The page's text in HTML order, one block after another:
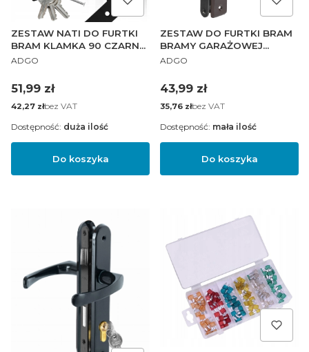
ZESTAW NATI DO FURTKI
BRAM KLAMKA 90 CZARNA
ZAMEK 90/22 WKŁADKA
PRODUCENT
ADGO
Cena
51,99 zł
Cena
42,27 złbez VAT
Do koszyka
Dostępność: duża ilość
ZESTAW DO FURTKI BRAM
BRAMY GARAŻOWEJ
KLAMKA 90 KLUCZ BRĄZ
PRODUCENT
ADGO
Cena
43,99 zł
Cena
35,76 złbez VAT
Do koszyka
Dostępność: mała ilość